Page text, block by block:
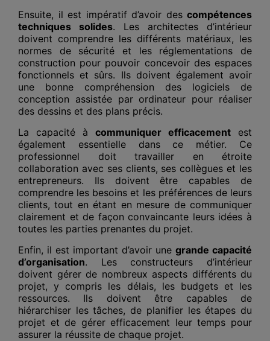
Ensuite, il est impératif d’avoir des compétences
techniques solides. Les architectes d’intérieur
doivent comprendre les différents matériaux, les
normes de sécurité et les réglementations de
construction pour pouvoir concevoir des espaces
fonctionnels et sûrs. Ils doivent également avoir
une bonne compréhension des logiciels de
conception assistée par ordinateur pour réaliser
des dessins et des plans précis.
La capacité à communiquer efficacementest
également essentielle dans ce métier. Ce
professionnel doit travailler en étroite
collaboration avec ses clients, ses collègues et les
entrepreneurs. Ils doivent être capables de
comprendre les besoins et les préférences de leurs
clients, tout en étant en mesure de communiquer
clairement et de façon convaincante leurs idées à
toutes les parties prenantes du projet.
Enfin, il est important d’avoir une grande capacité
d’organisation. Les constructeurs d’intérieur
doivent gérer de nombreux aspects différents du
projet, y compris les délais, les budgets et les
ressources. Ils doivent être capables de
hiérarchiser les tâches, de planifier les étapes du
projet et de gérer efficacement leur temps pour
assurer la réussite de chaque projet.